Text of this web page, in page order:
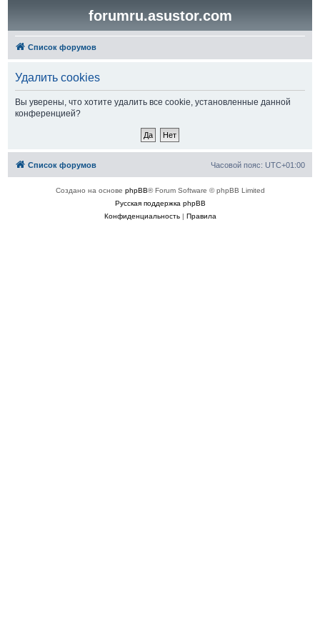
forumru.asustor.com
Список форумов
Удалить cookies
Вы уверены, что хотите удалить все cookie, установленные данной
конференцией?
Список форумов Часовой пояс: UTC+01:00
Создано на основе phpBB® Forum Software © phpBB Limited
Русская поддержка phpBB
Конфиденциальность| Правила